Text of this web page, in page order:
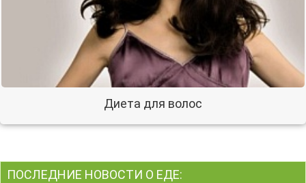
Диета для волос
ПОСЛЕДНИЕ НОВОСТИ О ЕДЕ: